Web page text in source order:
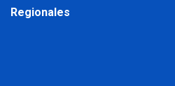
Regionales